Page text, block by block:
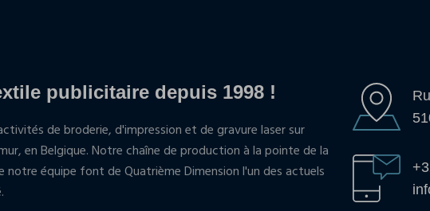
publicitaire depuis 1998 !
de broderie, d'impression et de gravure laser sur
en Belgique. Notre chaîne de production à la pointe de la
équipe font de Quatrième Dimension l'un des actuels